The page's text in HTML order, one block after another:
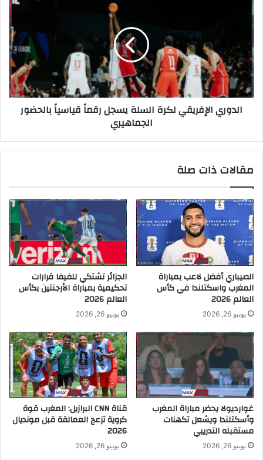
الدوري الإفريقي لكرة السلة يسجل رقماً قياسياً بالحضور
الجماهيري
مقالات ذات صلة
الصيباري أفضل لاعب بمباراة
المغرب واسكتلندا في كأس
العالم 2026
يونيو 26, 2026
الجزائر تشتكي للفيفا قرارات
تحكيمية بمباراة الأرجنتين بكأس
العالم 2026
يونيو 26, 2026
غوارديولا يحضر مباراة المغرب
وأسكتلندا ويشعل تكهنات
مستقبله التدريبي
يونيو 26, 2026
قناة CNN البرازيل: المغرب قوة
كروية تزعج العمالقة قبل مونديال
2026
يونيو 26, 2026